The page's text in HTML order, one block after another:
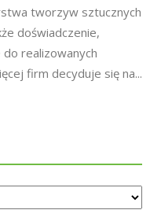
tworzyw sztucznych
doświadczenie,
realizowanych
firm decyduje się na...